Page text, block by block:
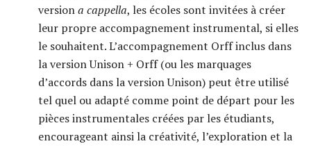
versiona cappella, les écoles sont invitées à créer
leur propre accompagnement instrumental, si elles
le souhaitent. L’accompagnement Orff inclus dans
la version Unison + Orff (ou les marquages
d’accords dans la version Unison) peut être utilisé
tel quel ou adapté comme point de départ pour les
pièces instrumentales créées par les étudiants,
encourageant ainsi la créativité, l’exploration et la